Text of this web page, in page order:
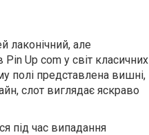
лаконічний, але
Up com у світ класичних
полі представлена вишні,
слот виглядає яскраво
під час випадання